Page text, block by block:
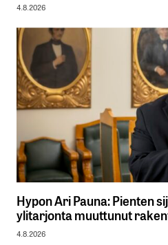
4.8.2026
Hypon Ari Pauna: Pienten
ylitarjonta muuttunut
4.8.2026